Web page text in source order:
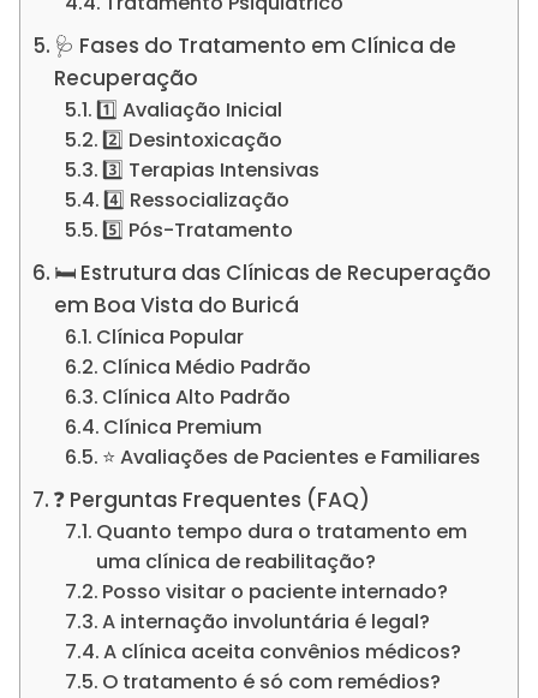
🩺 Fases do Tratamento em Clínica de
Recuperação
1️⃣ Avaliação Inicial
2️⃣ Desintoxicação
3️⃣ Terapias Intensivas
4️⃣ Ressocialização
5️⃣ Pós-Tratamento
🛏️ Estrutura das Clínicas de Recuperação
em Boa Vista do Buricá
Clínica Popular
Clínica Médio Padrão
Clínica Alto Padrão
Clínica Premium
⭐ Avaliações de Pacientes e Familiares
❓ Perguntas Frequentes (FAQ)
Quanto tempo dura o tratamento em
uma clínica de reabilitação?
Posso visitar o paciente internado?
A internação involuntária é legal?
A clínica aceita convênios médicos?
O tratamento é só com remédios?